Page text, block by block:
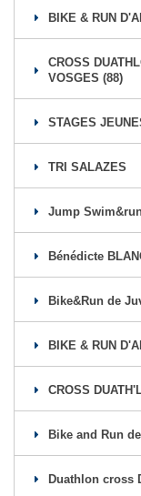
BIKE & RUN
CROSS
VOSGES (88)
STAGES
TRI SALAZES
Jump
Bénédicte
Bike&Run de
BIKE & RUN
CROSS
Bike and Run
Duathlon cross